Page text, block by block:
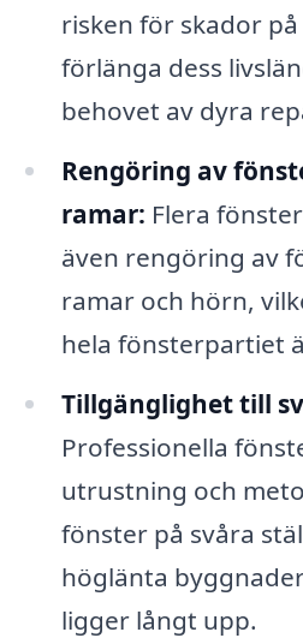
risken för skador
förlänga dess
behovet av dyra
Rengöring av
ramar: Flera
även rengöring av
ramar och hörn,
hela fönsterpartiet
Tillgänglighet till
Professionella
utrustning och
fönster på svåra
höglänta
ligger långt upp.